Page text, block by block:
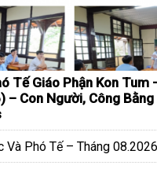
Tế Giáo Phận Kon Tum
Con Người, Công Bằng
Và Phó Tế – Tháng 08.2026